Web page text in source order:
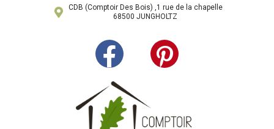
CDB (Comptoir Des Bois) ,1 rue de la chapelle
68500 JUNGHOLTZ